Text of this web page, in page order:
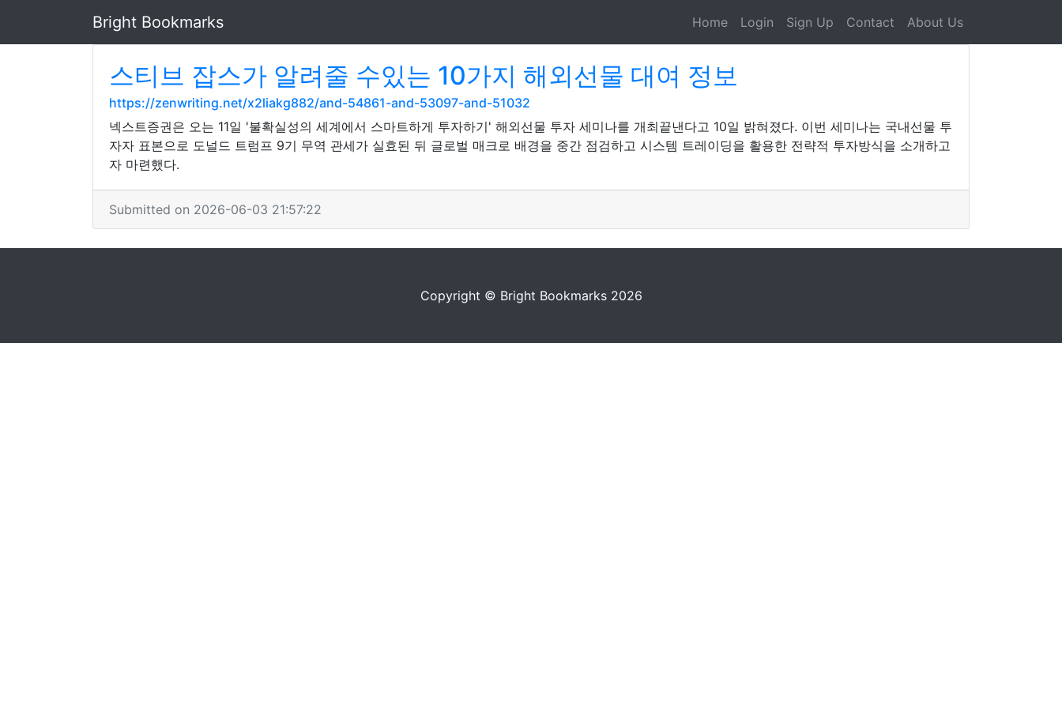
Bright Bookmarks Home Login Sign Up Contact About Us
스티브 잡스가 알려줄 수있는 10가지 해외선물 대여 정보
https://zenwriting.net/x2liakg882/and-54861-and-53097-and-51032
넥스트증권은 오는 11일 '불확실성의 세계에서 스마트하게 투자하기' 해외선물 투자 세미나를 개최끝낸다고 10일 밝혀졌다. 이번 세미나는 국내선물 투
자자 표본으로 도널드 트럼프 9기 무역 관세가 실효된 뒤 글로벌 매크로 배경을 중간 점검하고 시스템 트레이딩을 활용한 전략적 투자방식을 소개하고
자 마련했다.
Submitted on 2026-06-03 21:57:22
Copyright © Bright Bookmarks 2026